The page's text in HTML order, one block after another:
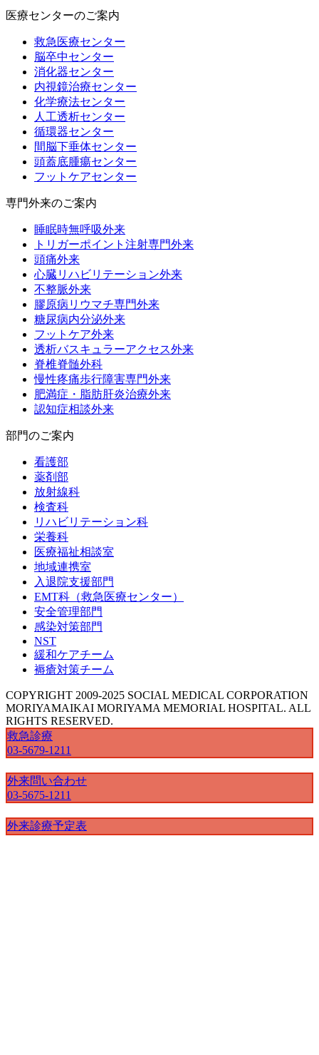
医療センターのご案内
救急医療センター
脳卒中センター
消化器センター
内視鏡治療センター
化学療法センター
人工透析センター
循環器センター
間脳下垂体センター
頭蓋底腫瘍センター
フットケアセンター
専門外来のご案内
睡眠時無呼吸外来
トリガーポイント注射専門外来
頭痛外来
心臓リハビリテーション外来
不整脈外来
膠原病リウマチ専門外来
糖尿病内分泌外来
フットケア外来
透析バスキュラーアクセス外来
脊椎脊髄外科
慢性疼痛歩行障害専門外来
肥満症・脂肪肝炎治療外来
認知症相談外来
部門のご案内
看護部
薬剤部
放射線科
検査科
リハビリテーション科
栄養科
医療福祉相談室
地域連携室
入退院支援部門
EMT科（救急医療センター）
安全管理部門
感染対策部門
NST
緩和ケアチーム
褥瘡対策チーム
COPYRIGHT 2009-2025 SOCIAL MEDICAL CORPORATION
MORIYAMAIKAI MORIYAMA MEMORIAL HOSPITAL. ALL
RIGHTS RESERVED.
救急診療
03-5679-1211
外来問い合わせ
03-5675-1211
外来診療予定表